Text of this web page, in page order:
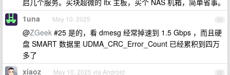
启几个服务。买块超微的 itx 主板，买个 NAS 机箱，简单省事。
31
1una May 10, 2025
@ZGeek #25 是的，看 dmesg 经常掉速到 1.5 Gbps ，而且硬
盘 SMART 数据里 UDMA_CRC_Error_Count 已经累积到四万
多了
32
xiaoz May 10, 2025 via Android